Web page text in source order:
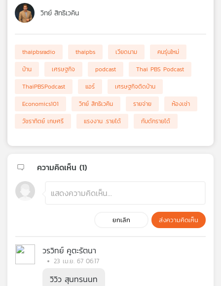
วิทย์ สิทธิเวคิน
thaipbsradio thaipbs เวียดนาม
คนรุ่นใหม่
บ้าน
เศรษฐกิจ podcast
Thai PBS Podcast
ThaiPBSPodcast
แอร์
เศรษฐกิจติดบ้าน
Economics101
วิทย์ สิทธิเวคิน รายจ่าย
ห้องเช่า
วัชราทิตย์ เกษศรี
แรงงาน .รายได้ กับดักรายได้
ความคิดเห็น (1)
ยกเลิก ส่งความคิดเห็น
วรวิทย์ คูตะรัตนา
23 เม.ย. 67 06:17
วิวิว สุนทรนนท